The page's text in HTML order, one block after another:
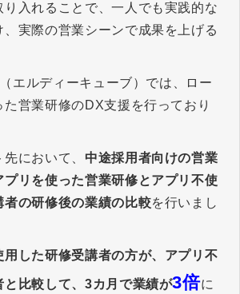
り入れることで、一人でも実践的な
、実際の営業シーンで成果を上げる
エルディーキューブ）では、ロー
営業研修のDX支援を行っており
において、 中途採用者向けの営業
プリを使った営業研修とアプリ不使
者の研修後の業績の比較を行いまし
用した研修受講者の方が、アプリ不
と比較して、3カ月で業績が3倍に